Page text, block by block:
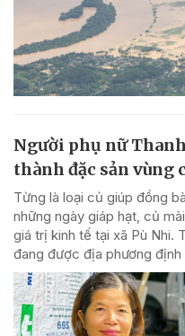
Người phụ nữ
thành đặc sản vùng
Từng là loại củ giúp đồng
những ngày giáp hạt, củ
giá trị kinh tế tại xã Pù Nhi.
đang được địa phương định